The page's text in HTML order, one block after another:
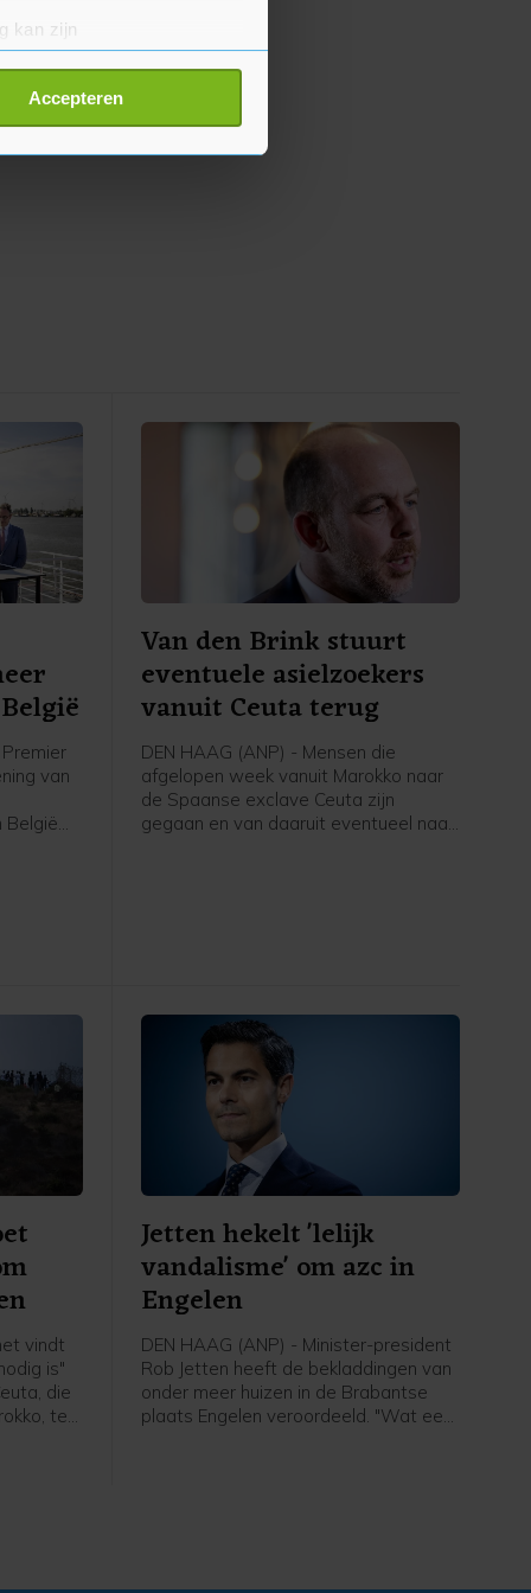
kan zijn
detailgedeelte
Accepteren
Premier
van
België
Van den Brink stuurt
eventuele asielzoekers
vanuit Ceuta terug
DEN HAAG (ANP) - Mensen die
afgelopen week vanuit Marokko naar
de Spaanse exclave Ceuta zijn
gegaan en van daaruit eventueel naar
ander land.
vindt
is"
die
te
Jetten hekelt 'lelijk
vandalisme' om azc in
Engelen
DEN HAAG (ANP) - Minister-president
Rob Jetten heeft de bekladdingen van
onder meer huizen in de Brabantse
plaats Engelen veroordeeld. "Wat een